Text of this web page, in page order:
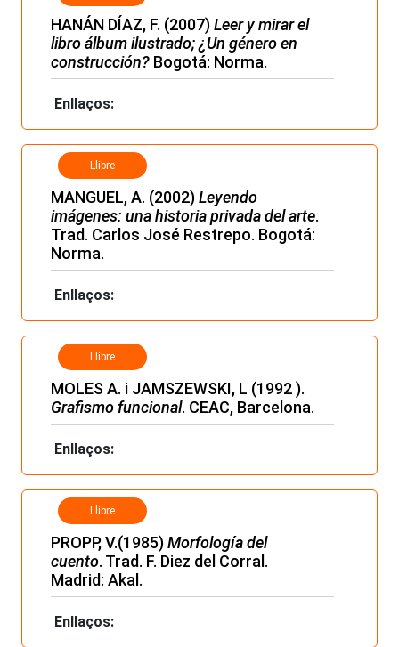
HANÁN DÍAZ, F. (2007)Leer y mirar el
libro álbum ilustrado; ¿Un género en
construcción? Bogotá: Norma.
Enllaços:
Llibre
MANGUEL, A. (2002)Leyendo
imágenes: una historia privada del arte.
Trad. Carlos José Restrepo. Bogotá:
Norma.
Enllaços:
Llibre
MOLES A. i JAMSZEWSKI, L (1992 ).
Grafismo funcional. CEAC, Barcelona.
Enllaços:
Llibre
PROPP, V.(1985)Morfología del
cuento. Trad. F. Diez del Corral.
Madrid: Akal.
Enllaços: